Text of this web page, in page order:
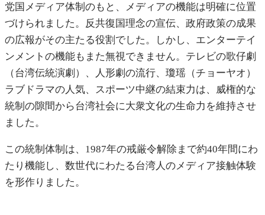
党国メディア体制のもと、メディアの機能は明確に位置
づけられました。反共復国理念の宣伝、政府政策の成果
の広報がその主たる役割でした。しかし、エンターテイ
ンメントの機能もまた無視できません。テレビの歌仔劇
（台湾伝統演劇）、人形劇の流行、瓊瑶（チョーヤオ）
ラブドラマの人気、スポーツ中継の結束力は、威権的な
統制の隙間から台湾社会に大衆文化の生命力を維持させ
ました。
この統制体制は、1987年の戒厳令解除まで約40年間にわ
たり機能し、数世代にわたる台湾人のメディア接触体験
を形作りました。